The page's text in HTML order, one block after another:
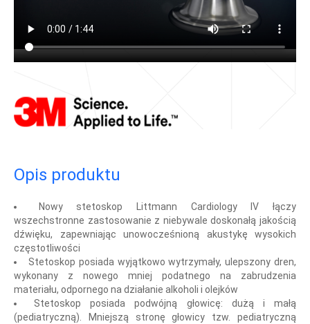
Opis produktu
Nowy stetoskop Littmann Cardiology IV łączy
wszechstronne zastosowanie z niebywale doskonałą jakością
dźwięku, zapewniając unowocześnioną akustykę wysokich
częstotliwości
Stetoskop posiada wyjątkowo wytrzymały, ulepszony dren,
wykonany z nowego mniej podatnego na zabrudzenia
materiału, odpornego na działanie alkoholi i olejków
Stetoskop posiada podwójną głowicę: dużą i małą
(pediatryczną). Mniejszą stronę głowicy tzw. pediatryczną